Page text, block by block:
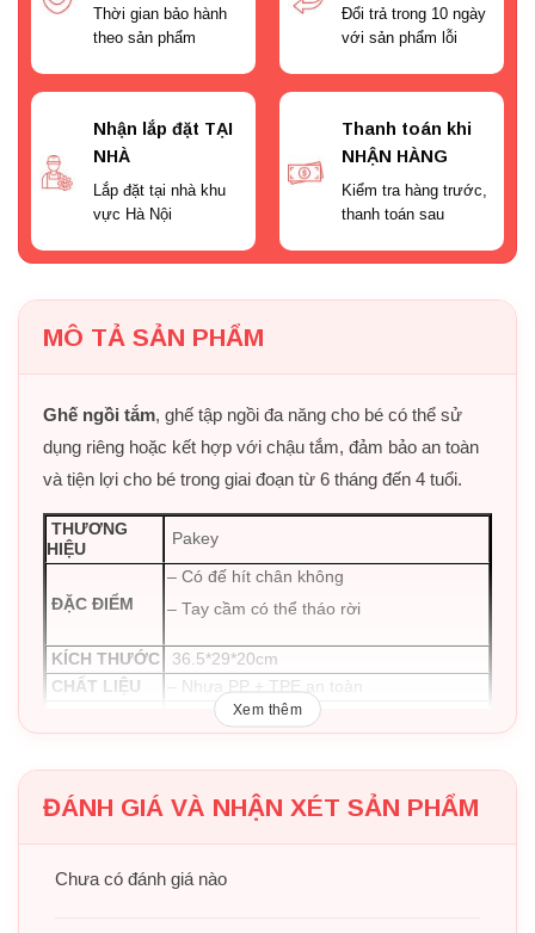
Thời gian bảo hành
theo sản phẩm
Đổi trả trong 10 ngày
với sản phẩm lỗi
Nhận lắp đặt TẠI
NHÀ
Lắp đặt tại nhà khu
vực Hà Nội
Thanh toán khi
NHẬN HÀNG
Kiểm tra hàng trước,
thanh toán sau
MÔ TẢ SẢN PHẨM
Ghế ngồi tắm, ghế tập ngồi đa năng cho bé có thể sử
dụng riêng hoặc kết hợp với chậu tắm, đảm bảo an toàn
và tiện lợi cho bé trong giai đoạn từ 6 tháng đến 4 tuổi.
THƯƠNG
HIỆU
Pakey
ĐẶC ĐIỂM
– Có đế hít chân không
– Tay cầm có thể tháo rời
KÍCH THƯỚC
36.5*29*20cm
CHẤT LIỆU
– Nhựa PP + TPE an toàn
– Hồng
– Xanh lá
BẢO HÀNH Không
Xem thêm
ĐÁNH GIÁ VÀ NHẬN XÉT SẢN PHẨM
Chưa có đánh giá nào